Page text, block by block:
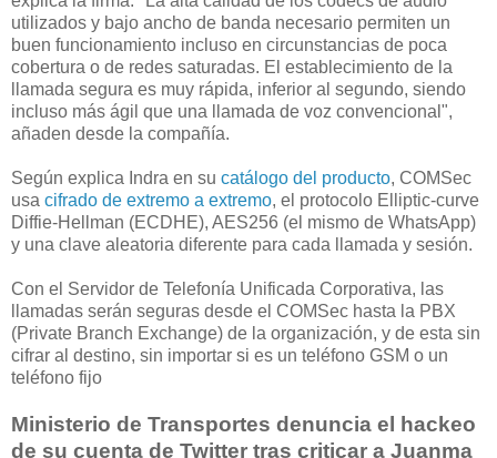
utilizados y bajo ancho de banda necesario permiten un
buen funcionamiento incluso en circunstancias de poca
cobertura o de redes saturadas. El establecimiento de la
llamada segura es muy rápida, inferior al segundo, siendo
incluso más ágil que una llamada de voz convencional",
añaden desde la compañía.
Según explica Indra en su catálogo del producto, COMSec
usa cifrado de extremo a extremo, el protocolo Elliptic-curve
Diffie-Hellman (ECDHE), AES256 (el mismo de WhatsApp)
y una clave aleatoria diferente para cada llamada y sesión.
Con el Servidor de Telefonía Unificada Corporativa, las
llamadas serán seguras desde el COMSec hasta la PBX
(Private Branch Exchange) de la organización, y de esta sin
cifrar al destino, sin importar si es un teléfono GSM o un
teléfono fijo
Ministerio de Transportes denuncia el hackeo
de su cuenta de Twitter tras criticar a Juanma